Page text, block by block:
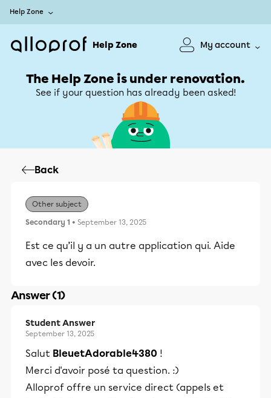
Help Zone
Help Zone My account
The Help Zone is under renovation.
See if your question has already been asked!
Back
Other subject
Secondary 1 • September 13, 2025
Est ce qu’il y a un autre application qui. Aide
avec les devoir.
Answer (1)
Student Answer
September 13, 2025
Salut BleuetAdorable4380 !
Merci d'avoir posé ta question. :)
Alloprof offre un service direct (appels et